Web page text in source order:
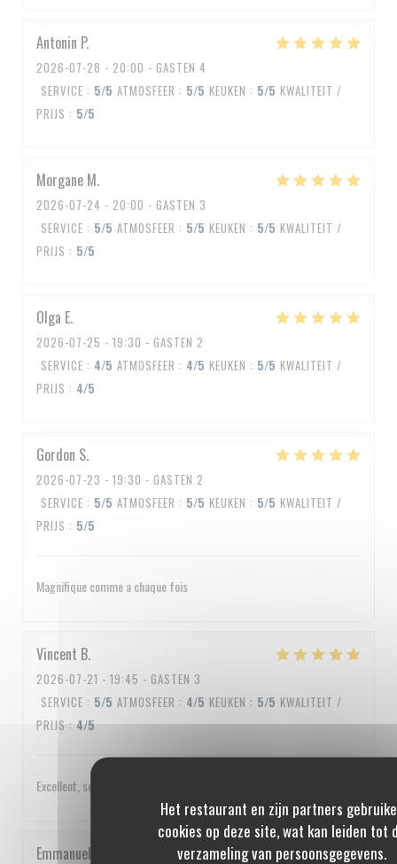
Het restaurant en zijn partners
cookies op deze site, wat kan leiden tot
verzameling van persoonsgegevens.
Antonin P
2026-07-28 - 20:00 - GASTEN 4
SERVICE : 5/5 ATMOSFEER : 5/5 KEUKEN : 5/5 KWALITEIT /
PRIJS : 5/5
Morgane M
2026-07-24 - 20:00 - GASTEN 3
SERVICE : 5/5 ATMOSFEER : 5/5 KEUKEN : 5/5 KWALITEIT /
PRIJS : 5/5
Olga E
2026-07-25 - 19:30 - GASTEN 2
SERVICE : 4/5 ATMOSFEER : 4/5 KEUKEN : 5/5 KWALITEIT /
PRIJS : 4/5
Gordon S
2026-07-23 - 19:30 - GASTEN 2
SERVICE : 5/5 ATMOSFEER : 5/5 KEUKEN : 5/5 KWALITEIT /
PRIJS : 5/5
Magnifique comme a chaque fois
Vincent B
2026-07-21 - 19:45 - GASTEN 3
SERVICE : 5/5 ATMOSFEER : 4/5 KEUKEN : 5/5 KWALITEIT /
PRIJS : 4/5
Excellent, service impeccable, un peu cher quand même
Emmanuel